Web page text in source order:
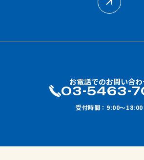
お電話でのお問い合
03-5463-
受付時間：9:00～18:00